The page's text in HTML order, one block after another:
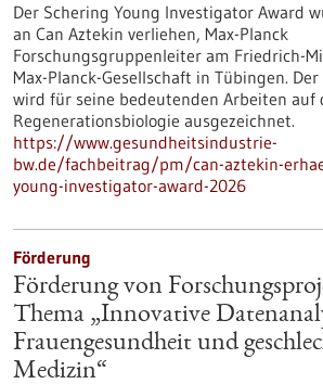
Der Schering Young Investigator Award
an Can Aztekin verliehen, Max-Planck
Forschungsgruppenleiter am Friedrich-
Max-Planck-Gesellschaft in Tübingen.
wird für seine bedeutenden Arbeiten auf
Regenerationsbiologie ausgezeichnet.
https://www.gesundheitsindustrie-
bw.de/fachbeitrag/pm/can-aztekin-
young-investigator-award-2026
Förderung
Förderung von
Thema „Innovative
Frauengesundheit und
Medizin“